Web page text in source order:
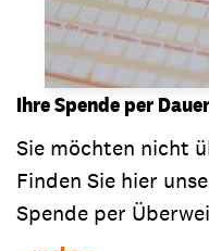
Ihre Spende per
Sie möchten nicht
Finden Sie hier
Spende per